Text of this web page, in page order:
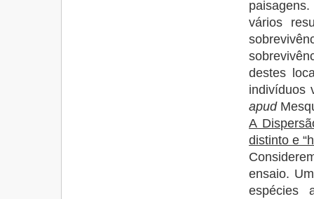
vários
destes
indivíduos
apud
A
distinto e
ensaio.
espécies